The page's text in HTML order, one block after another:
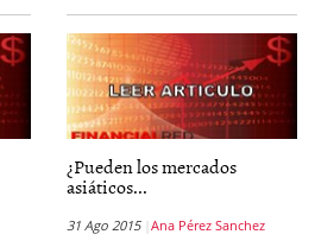
¿Pueden los mercados
asiáticos...
31 Ago 2015 Ana Pérez Sanchez